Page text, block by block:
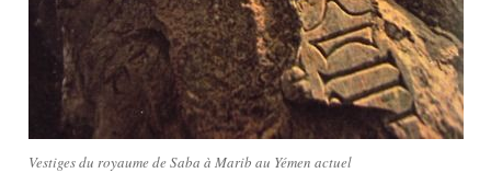
Vestiges du royaume de Saba à Marib au Yémen actuel